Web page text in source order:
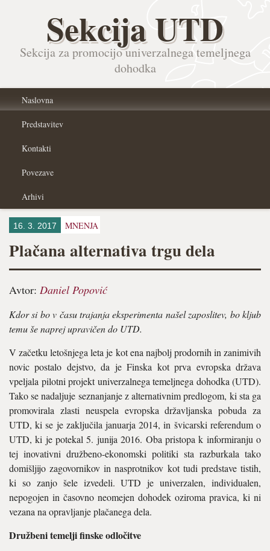
Sekcija UTD
Sekcija za promocijo univerzalnega temeljnega
dohodka
Naslovna
Predstavitev
Kontakti
Povezave
Arhivi
16. 3. 2017 MNENJA
Plačana alternativa trgu dela
Avtor: Daniel Popović
Kdor si bo v času trajanja eksperimenta našel zaposlitev, bo kljub
temu še naprej upravičen do UTD.
V začetku letošnjega leta je kot ena najbolj prodornih in zanimivih
novic postalo dejstvo, da je Finska kot prva evropska država
vpeljala pilotni projekt univerzalnega temeljnega dohodka (UTD).
Tako se nadaljuje seznanjanje z alternativnim predlogom, ki sta ga
promovirala zlasti neuspela evropska državljanska pobuda za
UTD, ki se je zaključila januarja 2014, in švicarski referendum o
UTD, ki je potekal 5. junija 2016. Oba pristopa k informiranju o
tej inovativni družbeno-ekonomski politiki sta razburkala tako
domišljijo zagovornikov in nasprotnikov kot tudi predstave tistih,
ki so zanjo šele izvedeli. UTD je univerzalen, individualen,
nepogojen in časovno neomejen dohodek oziroma pravica, ki ni
vezana na opravljanje plačanega dela.
Družbeni temelji finske odločitve